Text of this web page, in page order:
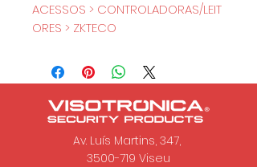
ACESSOS > CONTROLADORAS/LEIT
ORES > ZKTECO
Av. Luís Martins, 347,
3500-719 Viseu